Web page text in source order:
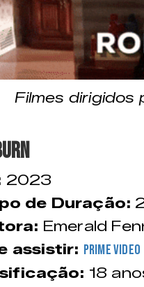
Filmes dirigidos
2023
de Duração:
Emerald
assistir: Prime Video
18